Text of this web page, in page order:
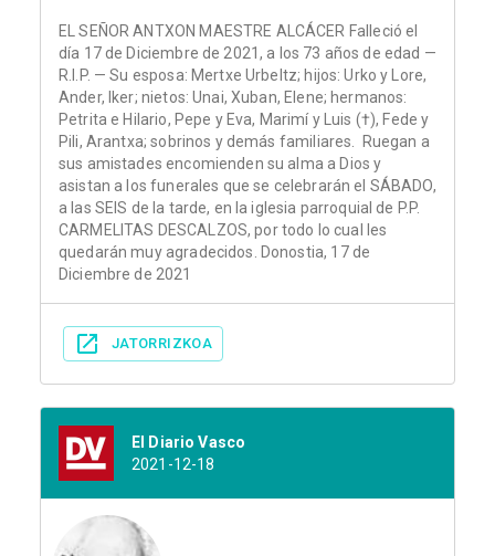
EL SEÑOR ANTXON MAESTRE ALCÁCER Falleció el
día 17 de Diciembre de 2021, a los 73 años de edad —
R.I.P. — Su esposa: Mertxe Urbeltz; hijos: Urko y Lore,
Ander, Iker; nietos: Unai, Xuban, Elene; hermanos:
Petrita e Hilario, Pepe y Eva, Marimí y Luis (†), Fede y
Pili, Arantxa; sobrinos y demás familiares. Ruegan a
sus amistades encomienden su alma a Dios y
asistan a los funerales que se celebrarán el SÁBADO,
a las SEIS de la tarde, en la iglesia parroquial de P.P.
CARMELITAS DESCALZOS, por todo lo cual les
quedarán muy agradecidos. Donostia, 17 de
Diciembre de 2021
JATORRIZKOA
El Diario Vasco
2021-12-18